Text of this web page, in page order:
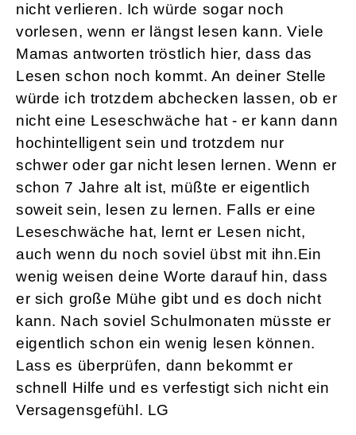
nicht verlieren. Ich würde sogar noch
vorlesen, wenn er längst lesen kann. Viele
Mamas antworten tröstlich hier, dass das
Lesen schon noch kommt. An deiner Stelle
würde ich trotzdem abchecken lassen, ob er
nicht eine Leseschwäche hat - er kann dann
hochintelligent sein und trotzdem nur
schwer oder gar nicht lesen lernen. Wenn er
schon 7 Jahre alt ist, müßte er eigentlich
soweit sein, lesen zu lernen. Falls er eine
Leseschwäche hat, lernt er Lesen nicht,
auch wenn du noch soviel übst mit ihn.Ein
wenig weisen deine Worte darauf hin, dass
er sich große Mühe gibt und es doch nicht
kann. Nach soviel Schulmonaten müsste er
eigentlich schon ein wenig lesen können.
Lass es überprüfen, dann bekommt er
schnell Hilfe und es verfestigt sich nicht ein
Versagensgefühl. LG